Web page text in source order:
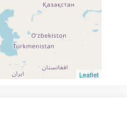
Leaflet